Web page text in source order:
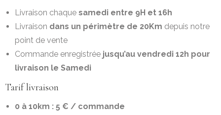
Livraison chaque samedi entre 9H et 16h
Livraison dans un périmètre de 20Km depuis notre
point de vente
Commande enregistrée jusqu’au vendredi 12h pour
livraison le Samedi
Tarif livraison
0 à 10km : 5 € / commande